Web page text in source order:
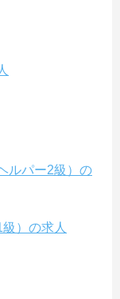
ルパー2級）の
）の求人